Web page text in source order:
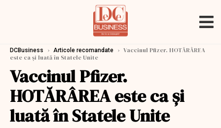
DCBusiness › Articole recomandate › Vaccinul Pfizer. HOTĂRÂREA
este ca și luată în Statele Unite
Vaccinul Pfizer.
HOTĂRÂREA este ca și
luată în Statele Unite